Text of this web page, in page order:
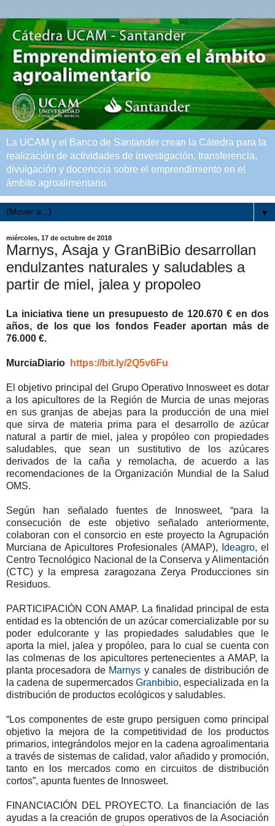
La UCAM y el Banco de Santander crean la Cátedra para la
realización de actividades de investigación, transferencia,
divulgación y docenccia sobre el emprendimiento en el
ámbito agroalimentario.
▼
miércoles, 17 de octubre de 2018
Marnys, Asaja y GranBiBio desarrollan
endulzantes naturales y saludables a
partir de miel, jalea y propoleo
La iniciativa tiene un presupuesto de 120.670 € en dos
años, de los que los fondos Feader aportan más de
76.000 €.
MurciaDiario https://bit.ly/2Q5v6Fu
El objetivo principal del Grupo Operativo Innosweet es dotar
a los apicultores de la Región de Murcia de unas mejoras
en sus granjas de abejas para la producción de una miel
que sirva de materia prima para el desarrollo de azúcar
natural a partir de miel, jalea y propóleo con propiedades
saludables, que sean un sustitutivo de los azúcares
derivados de la caña y remolacha, de acuerdo a las
recomendaciones de la Organización Mundial de la Salud
OMS.
Según han señalado fuentes de Innosweet, “para la
consecución de este objetivo señalado anteriormente,
colaboran con el consorcio en este proyecto la Agrupación
Murciana de Apicultores Profesionales (AMAP),
Ideagro, el
Centro Tecnológico Nacional de la Conserva y Alimentación
(CTC) y la empresa zaragozana Zerya Producciones sin
Residuos.
PARTICIPACIÓN CON AMAP. La finalidad principal de esta
entidad es la obtención de un azúcar comercializable por su
poder edulcorante y las propiedades saludables que le
aporta la miel, jalea y propóleo, para lo cual se cuenta con
las colmenas de los apicultores pertenecientes a AMAP, la
planta procesadora de Marnys y canales de distribución de
la cadena de supermercadosGranbibio, especializada en la
distribución de productos ecológicos y saludables.
“Los componentes de este grupo persiguen como principal
objetivo la mejora de la competitividad de los productos
primarios, integrándolos mejor en la cadena agroalimentaria
a través de sistemas de calidad, valor añadido y promoción,
tanto en los mercados como en circuitos de distribución
cortos”, apunta fuentes de Innosweet.
FINANCIACIÓN DEL PROYECTO. La financiación de las
ayudas a la creación de grupos operativos de la Asociación